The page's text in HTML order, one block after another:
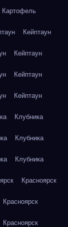
Картофель
Кейптаун
Кейптаун
Кейптаун
Кейптаун
Клубника
Клубника
Клубника
Красноярск
Красноярск
Красноярск